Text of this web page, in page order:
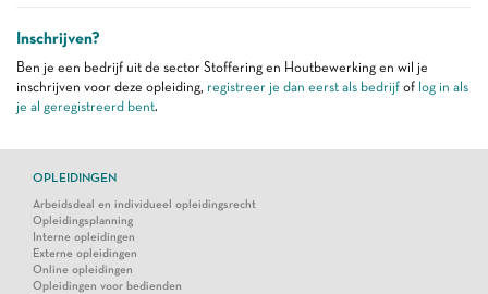
Inschrijven?
Ben je een bedrijf uit de sector Stoffering en Houtbewerking en wil je
inschrijven voor deze opleiding, registreer je dan eerst als bedrijf of log in als
je al geregistreerd bent.
OPLEIDINGEN
Arbeidsdeal en individueel opleidingsrecht
Opleidingsplanning
Interne opleidingen
Externe opleidingen
Online opleidingen
Opleidingen voor bedienden